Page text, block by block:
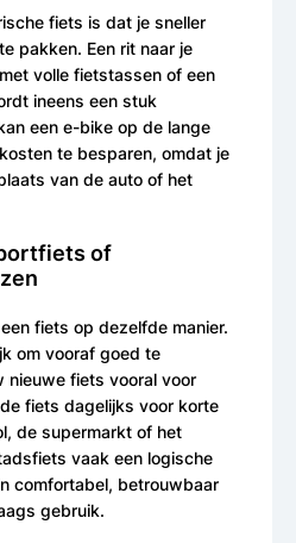
fiets is dat je sneller
pakken. Een rit naar je
volle fietstassen of een
ineens een stuk
een e-bike op de lange
te besparen, omdat je
van de auto of het
of
fiets op dezelfde manier.
om vooraf goed te
nieuwe fiets vooral voor
fiets dagelijks voor korte
de supermarkt of het
vaak een logische
comfortabel, betrouwbaar
gebruik.